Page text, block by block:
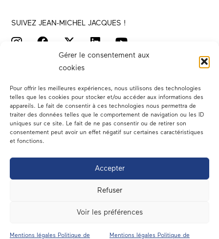
Gérer le consentement aux
cookies
Pour offrir les meilleures expériences, nous utilisons des technologies
telles que les cookies pour stocker et/ou accéder aux informations des
appareils. Le fait de consentir à ces technologies nous permettra de
traiter des données telles que le comportement de navigation ou les ID
uniques sur ce site. Le fait de ne pas consentir ou de retirer son
consentement peut avoir un effet négatif sur certaines caractéristiques
et fonctions.
Accepter
Refuser
Voir les préférences
Mentions légales Politique de Mentions légales Politique de
SUIVEZ JEAN-MICHEL JACQUES !
Votre député
Dans les médias
En circonscription
A l’assemblée
Contact